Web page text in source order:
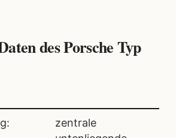
des Porsche Typ
zentrale